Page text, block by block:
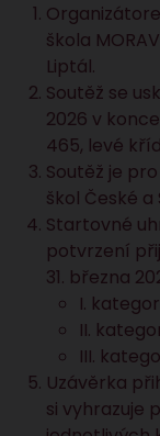
škola
Liptál.
Soutěž se
2026 v
465, levé
Soutěž je
škol České
Startovné
potvrzení
31. března
I.
II.
III.
Uzávěrka
si vyhrazuje